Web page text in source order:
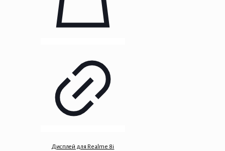
Дисплей для Realme 8i